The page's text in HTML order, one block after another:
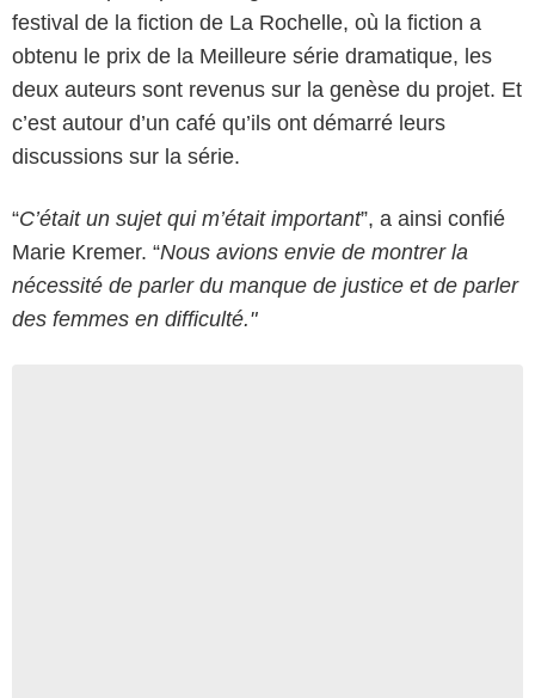
festival de la fiction de La Rochelle, où la fiction a
obtenu le prix de la Meilleure série dramatique, les
deux auteurs sont revenus sur la genèse du projet. Et
c’est autour d’un café qu’ils ont démarré leurs
discussions sur la série.
“C’était un sujet qui m’était important”, a ainsi confié
Marie Kremer. “Nous avions envie de montrer la
nécessité de parler du manque de justice et de parler
des femmes en difficulté."